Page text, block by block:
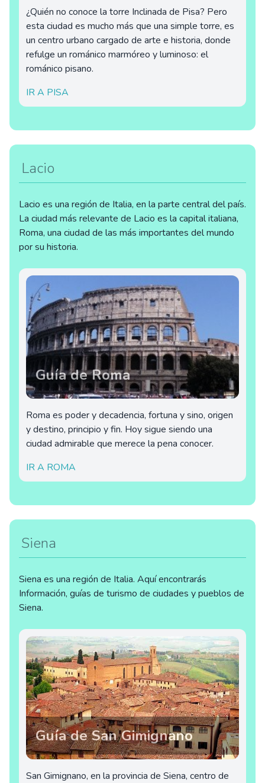
¿Quién no conoce la torre Inclinada de Pisa? Pero
esta ciudad es mucho más que una simple torre, es
un centro urbano cargado de arte e historia, donde
refulge un románico marmóreo y luminoso: el
románico pisano.
IR A PISA
Lacio
Lacio es una región de Italia, en la parte central del país.
La ciudad más relevante de Lacio es la capital italiana,
Roma, una ciudad de las más importantes del mundo
por su historia.
Guía de Roma
Roma es poder y decadencia, fortuna y sino, origen
y destino, principio y fin. Hoy sigue siendo una
ciudad admirable que merece la pena conocer.
IR A ROMA
Siena
Siena es una región de Italia. Aquí encontrarás
Información, guías de turismo de ciudades y pueblos de
Siena.
Guía de San Gimignano
San Gimignano, en la provincia de Siena, centro de